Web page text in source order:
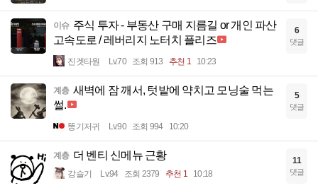
이슈 주식 투자 - 부동산 구매 지름길 or 개인 파산
고속도로 / 레버리지 노터치 플리즈
진겟타원 Lv.70 조회 913 추천 1 10:23
6
댓글
계층 새벽에 잠 깨서, 텃밭에 약치고 모닝술 먹는
썰.
똥기저귀 Lv.90 조회 994 10:20
5
댓글
계층 더 벤티 신메뉴 근황
강슬기 Lv.94 조회 2379 추천 1 10:18
11
댓글